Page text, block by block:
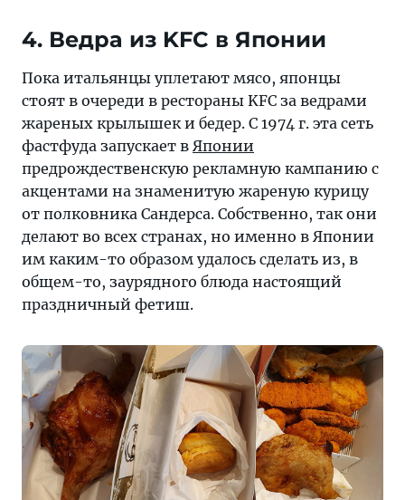
4. Ведра из KFC в Японии
Пока итальянцы уплетают мясо, японцы
стоят в очереди в рестораны KFC за ведрами
жареных крылышек и бедер. С 1974 г. эта сеть
фастфуда запускает в Японии
предрождественскую рекламную кампанию с
акцентами на знаменитую жареную курицу
от полковника Сандерса. Собственно, так они
делают во всех странах, но именно в Японии
им каким-то образом удалось сделать из, в
общем-то, заурядного блюда настоящий
праздничный фетиш.